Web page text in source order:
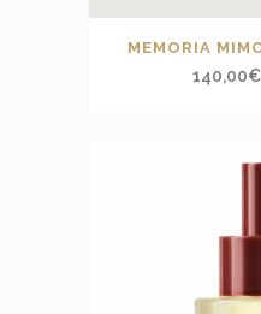
MEMORIA
140,00€